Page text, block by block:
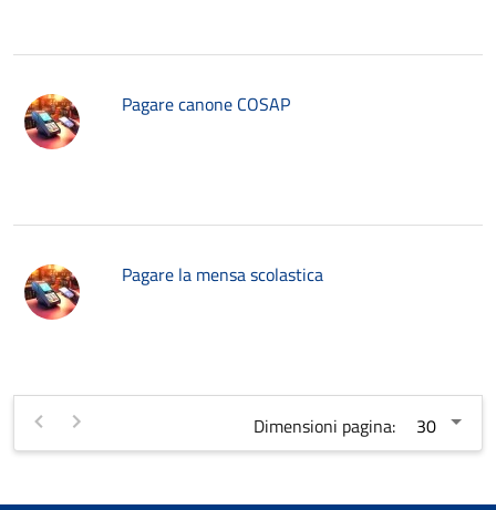
Pagare canone COSAP
Pagare la mensa scolastica
Dimensioni pagina: